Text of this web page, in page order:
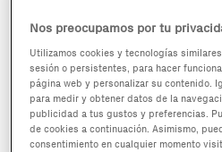
Nos preocupamos por tu
Utilizamos cookies y tecnologías
sesión o persistentes, para hacer
página web y personalizar su contenido.
para medir y obtener datos de la
publicidad a tus gustos y preferencias.
de cookies a continuación. Asimismo,
consentimiento en cualquier momento